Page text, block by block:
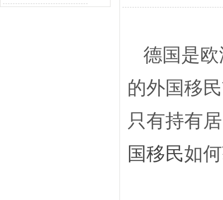
德国是
的外国移
只有持有
国移民如